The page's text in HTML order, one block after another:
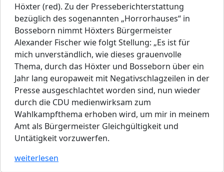
Höxter (red). Zu der Presseberichterstattung
bezüglich des sogenannten „Horrorhauses“ in
Bosseborn nimmt Höxters Bürgermeister
Alexander Fischer wie folgt Stellung: „Es ist für
mich unverständlich, wie dieses grauenvolle
Thema, durch das Höxter und Bosseborn über ein
Jahr lang europaweit mit Negativschlagzeilen in der
Presse ausgeschlachtet worden sind, nun wieder
durch die CDU medienwirksam zum
Wahlkampfthema erhoben wird, um mir in meinem
Amt als Bürgermeister Gleichgültigkeit und
Untätigkeit vorzuwerfen.
weiterlesen